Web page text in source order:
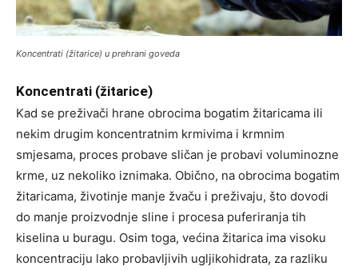
Koncentrati (žitarice) u prehrani goveda
Koncentrati (žitarice)
Kad se preživači hrane obrocima bogatim žitaricama ili
nekim drugim koncentratnim krmivima i krmnim
smjesama, proces probave sličan je probavi voluminozne
krme, uz nekoliko iznimaka. Obično, na obrocima bogatim
žitaricama, životinje manje žvaču i preživaju, što dovodi
do manje proizvodnje sline i procesa puferiranja tih
kiselina u buragu. Osim toga, većina žitarica ima visoku
koncentraciju lako probavljivih ugljikohidrata, za razliku